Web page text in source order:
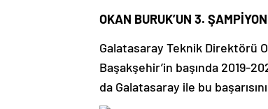
OKAN BURUK’UN 3.
Galatasaray Teknik Direktörü
Başakşehir’in başında 2019-
da Galatasaray ile bu